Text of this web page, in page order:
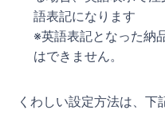
語表記になります
※英語表記となった納
はできません。
くわしい設定方法は、下